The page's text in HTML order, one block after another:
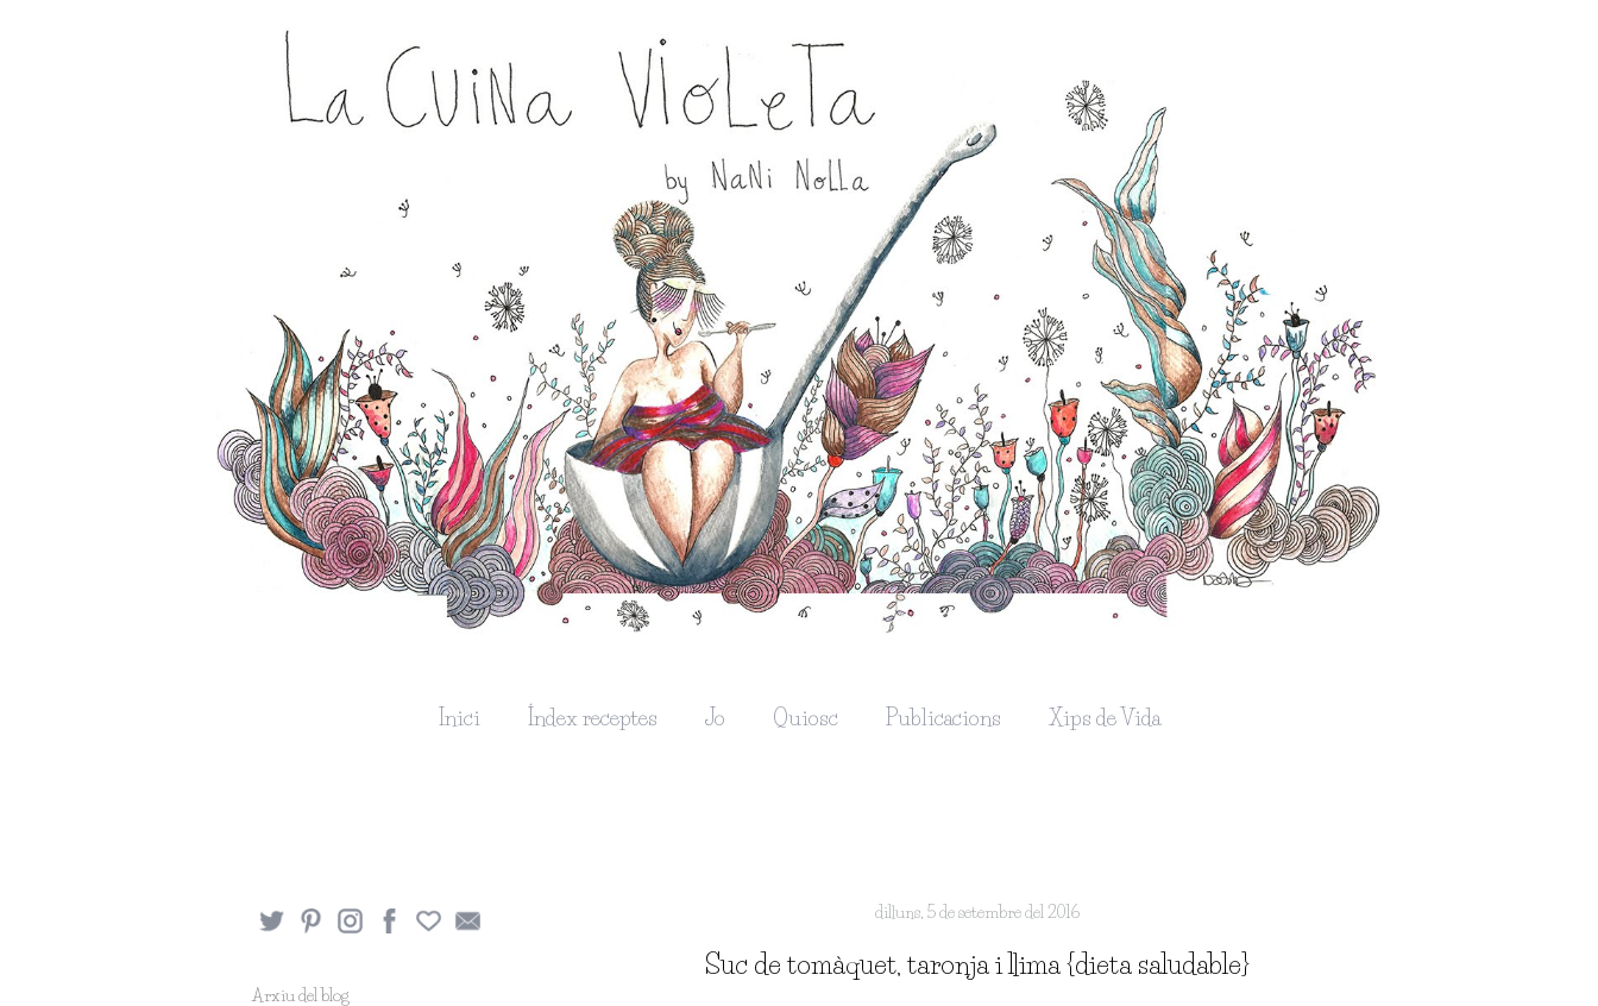
Inici Índex receptes Jo Quiosc Publicacions Xips de Vida
dilluns, 5 de setembre del 2016
Suc de tomàquet, taronja i llima {dieta saludable}
Arxiu del blog